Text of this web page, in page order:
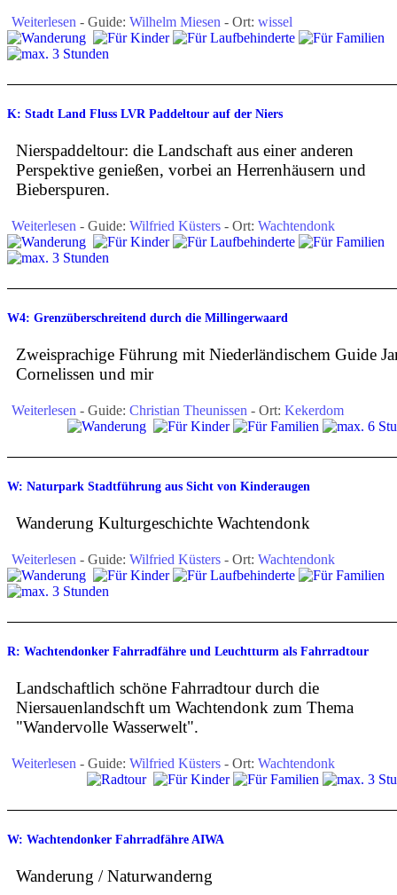
Weiterlesen - Guide: Wilhelm Miesen - Ort: wissel
K: Stadt Land Fluss LVR Paddeltour auf der Niers
Nierspaddeltour: die Landschaft aus einer anderen
Perspektive genießen, vorbei an Herrenhäusern und
Bieberspuren.
Weiterlesen - Guide: Wilfried Küsters - Ort: Wachtendonk
W4: Grenzüberschreitend durch die Millingerwaard
Zweisprachige Führung mit Niederländischem Guide
Cornelissen und mir
Weiterlesen - Guide: Christian Theunissen - Ort: Kekerdom
W: Naturpark Stadtführung aus Sicht von Kinderaugen
Wanderung Kulturgeschichte Wachtendonk
Weiterlesen - Guide: Wilfried Küsters - Ort: Wachtendonk
R: Wachtendonker Fahrradfähre und Leuchtturm als Fahrradtour
Landschaftlich schöne Fahrradtour durch die
Niersauenlandschft um Wachtendonk zum Thema
"Wandervolle Wasserwelt".
Weiterlesen - Guide: Wilfried Küsters - Ort: Wachtendonk
W: Wachtendonker Fahrradfähre AIWA
Wanderung / Naturwanderng